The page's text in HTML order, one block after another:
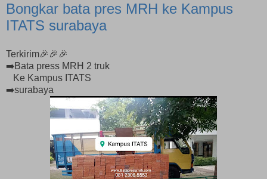
Bongkar bata pres MRH ke Kampus
ITATS surabaya
Terkirim🎉🎉🎉
➡️Bata press MRH 2 truk
Ke Kampus ITATS
➡️surabaya